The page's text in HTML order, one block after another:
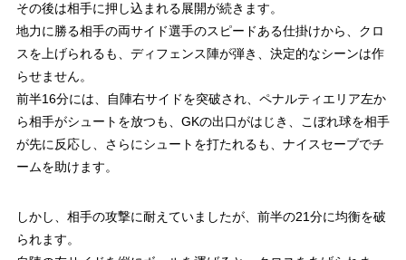
その後は相手に押し込まれる展開が続きます。
地力に勝る相手の両サイド選手のスピードある仕掛けから、クロ
スを上げられるも、ディフェンス陣が弾き、決定的なシーンは作
らせません。
前半16分には、自陣右サイドを突破され、ペナルティエリア左か
ら相手がシュートを放つも、GKの出口がはじき、こぼれ球を相手
が先に反応し、さらにシュートを打たれるも、ナイスセーブでチ
ームを助けます。
しかし、相手の攻撃に耐えていましたが、前半の21分に均衡を破
られます。